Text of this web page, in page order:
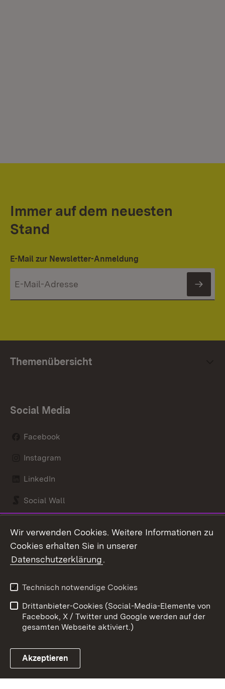
Immer auf dem neuesten
Stand
E-Mail zur Newsletter-Anmeldung
Themenübersicht
Social Media
Facebook
Instagram
LinkedIn
Social Wall
Link zum Landesportal
Kontakt
Barrierefreiheit
Impressum
Cookies
Wir verwenden Cookies. Weitere Informationen zu
Cookies erhalten Sie in unserer
Datenschutzerklärung.
Technisch notwendige Cookies
Drittanbieter-Cookies (Social-Media-Elemente von
Facebook, X / Twitter und Google werden auf der
gesamten Webseite aktiviert.)
Akzeptieren